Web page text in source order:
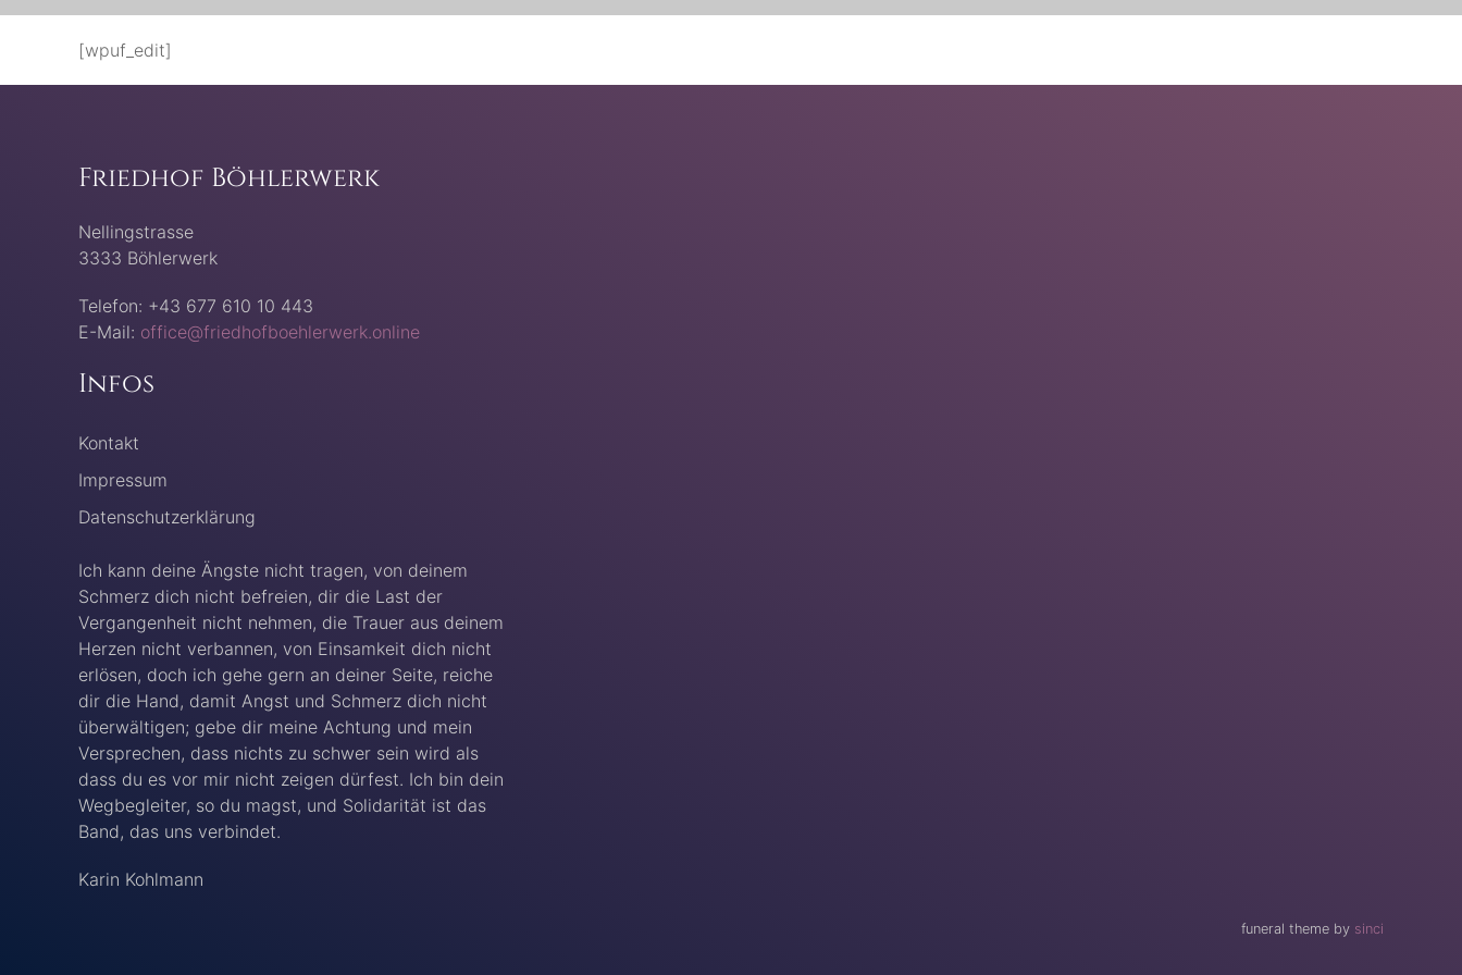
[wpuf_edit]
Friedhof Böhlerwerk
Nellingstrasse
3333 Böhlerwerk
Telefon: +43 677 610 10 443
E-Mail: office@friedhofboehlerwerk.online
Infos
Kontakt
Impressum
Datenschutzerklärung
Ich kann deine Ängste nicht tragen, von deinem
Schmerz dich nicht befreien, dir die Last der
Vergangenheit nicht nehmen, die Trauer aus deinem
Herzen nicht verbannen, von Einsamkeit dich nicht
erlösen, doch ich gehe gern an deiner Seite, reiche
dir die Hand, damit Angst und Schmerz dich nicht
überwältigen; gebe dir meine Achtung und mein
Versprechen, dass nichts zu schwer sein wird als
dass du es vor mir nicht zeigen dürfest. Ich bin dein
Wegbegleiter, so du magst, und Solidarität ist das
Band, das uns verbindet.
Karin Kohlmann
funeral theme by sinci